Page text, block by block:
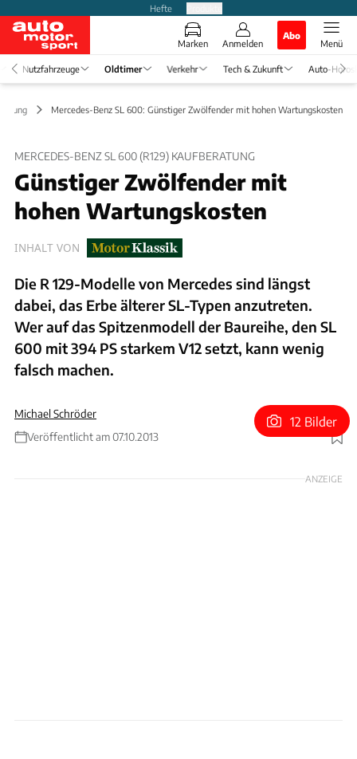
Hefte
Marken Anmelden
Abo
Menü
Nutzfahrzeuge Oldtimer Verkehr Tech & Zukunft Auto-
Mercedes-Benz SL 600: Günstiger Zwölfender mit hohen Wartungskosten
MERCEDES-BENZ SL 600 (R129) KAUFBERATUNG
Günstiger Zwölfender mit
hohen Wartungskosten
INHALT VON
Die R 129-Modelle von Mercedes sind längst
dabei, das Erbe älterer SL-Typen anzutreten.
Wer auf das Spitzenmodell der Baureihe, den SL
600 mit 394 PS starkem V12 setzt, kann wenig
falsch machen.
Michael Schröder
Veröffentlicht am 07.10.2013
Foto: Arturo Rivas
12 Bilder
ANZEIGE